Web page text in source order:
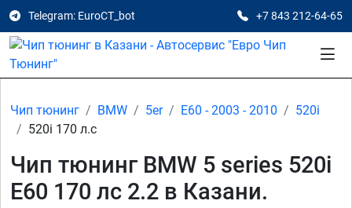
Telegram: EuroCT_bot +7 843 212-64-65
Чип тюнинг BMW 5er E60 - 2003 - 2010
520i
520i 170 л.с
Чип тюнинг BMW 5 series 520i
E60 170 лс 2.2 в Казани.